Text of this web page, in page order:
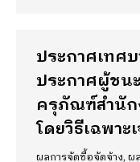
ประกาศเทศ
ประกาศผู้ชน
ครุภัณฑ์สำนัก
โดยวิธีเฉพาะ
ผลการจัดซื้อจัดจ้าง,ผ